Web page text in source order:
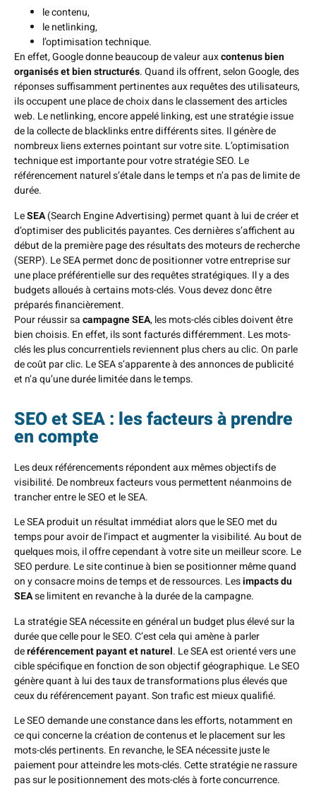
le contenu,
le netlinking,
l’optimisation technique.
En effet, Google donne beaucoup de valeur auxcontenus bien
organisés et bien structurés. Quand ils offrent, selon Google, des
réponses suffisamment pertinentes aux requêtes des utilisateurs,
ils occupent une place de choix dans le classement des articles
web. Le netlinking, encore appelé linking, est une stratégie issue
de la collecte de blacklinks entre différents sites. Il génère de
nombreux liens externes pointant sur votre site. L’optimisation
technique est importante pour votre stratégie SEO. Le
référencement naturel s’étale dans le temps et n’a pas de limite de
durée.
LeSEA(Search Engine Advertising) permet quant à lui de créer et
d’optimiser des publicités payantes. Ces dernières s’affichent au
début de la première page des résultats des moteurs de recherche
(SERP). Le SEA permet donc de positionner votre entreprise sur
une place préférentielle sur des requêtes stratégiques. Il y a des
budgets alloués à certains mots-clés. Vous devez donc être
préparés financièrement.
Pour réussir sacampagne SEA, les mots-clés cibles doivent être
bien choisis. En effet, ils sont facturés différemment. Les mots-
clés les plus concurrentiels reviennent plus chers au clic. On parle
de coût par clic. Le SEA s’apparente à des annonces de publicité
et n’a qu’une durée limitée dans le temps.
SEO et SEA : les facteurs à prendre
en compte
Les deux référencements répondent aux mêmes objectifs de
visibilité. De nombreux facteurs vous permettent néanmoins de
trancher entre le SEO et le SEA.
Le SEA produit un résultat immédiat alors que le SEO met du
temps pour avoir de l’impact et augmenter la visibilité. Au bout de
quelques mois, il offre cependant à votre site un meilleur score. Le
SEO perdure. Le site continue à bien se positionner même quand
on y consacre moins de temps et de ressources. Lesimpacts du
SEAse limitent en revanche à la durée de la campagne.
La stratégie SEA nécessite en général un budget plus élevé sur la
durée que celle pour le SEO. C’est cela qui amène à parler
deréférencement payant et naturel. Le SEA est orienté vers une
cible spécifique en fonction de son objectif géographique. Le SEO
génère quant à lui des taux de transformations plus élevés que
ceux du référencement payant. Son trafic est mieux qualifié.
Le SEO demande une constance dans les efforts, notamment en
ce qui concerne la création de contenus et le placement sur les
mots-clés pertinents. En revanche, le SEA nécessite juste le
paiement pour atteindre les mots-clés. Cette stratégie ne rassure
pas sur le positionnement des mots-clés à forte concurrence.